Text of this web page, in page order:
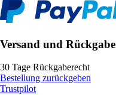
Versand und Rückgabe
30 Tage Rückgaberecht
Bestellung zurückgeben
Trustpilot